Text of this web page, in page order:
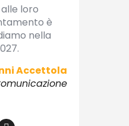
loro
è
nella
Accettola